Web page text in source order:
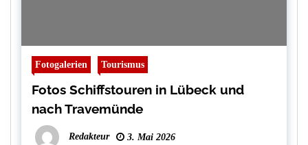
Fotogalerien Tourismus
Fotos Schiffstouren in Lübeck und
nach Travemünde
Redakteur 3. Mai 2026